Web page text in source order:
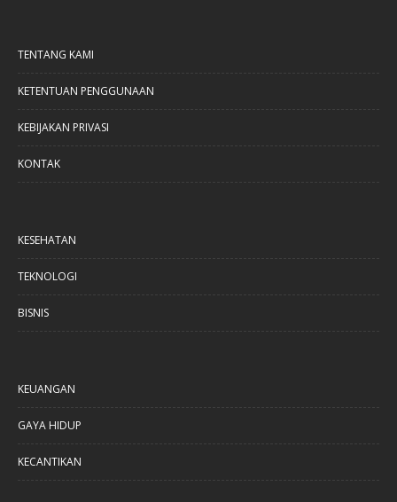
TENTANG KAMI
KETENTUAN PENGGUNAAN
KEBIJAKAN PRIVASI
KONTAK
KESEHATAN
TEKNOLOGI
BISNIS
KEUANGAN
GAYA HIDUP
KECANTIKAN